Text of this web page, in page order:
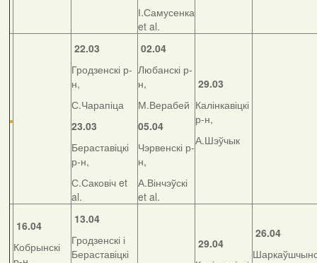
І.Самусенка
et al.
22.03
Гродзенскі р-
н,
С.Чарапіца
23.03
Бераставіцкі
р-н,
С.Саковіч et
al.
02.04
Любанскі р-
н,
М.Верабей
05.04
Чэрвенскі р-
н,
А.Вінчэўскі
et al.
29.03
Калінкавіцкі
р-н,
А.Шэўчык
16.04
Кобрынскі
13.04
Гродзенскі і
Бераставіцкі
29.04
26.04